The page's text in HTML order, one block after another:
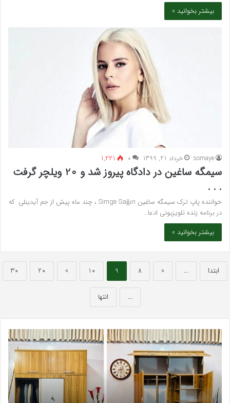
بیشتر بخوانید »
somaye خرداد 21, 1399 ۰ 1,221
سیمگه ساغین در دادگاه پیروز شد و 20 ویلچر گرفت
. . .
خواننده پاپ ترک سیمگه ساغین Simge Sağın ، چند ماه پیش از جم آیدینلی که
در برنامه زنده تلویزیونی ادعا…
بیشتر بخوانید »
ابتدا ...
«
8
9
10
»
20
30
... انتها
بهترین
کلینیک
زیبایی
فردیس
کرج؛
دکتر